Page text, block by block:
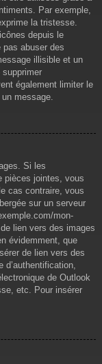
Par exemple,
la tristesse.
depuis le
abuser des
illisible et un
supprimer
également limiter le
message.
Si les
pièces jointes, vous
cas contraire, vous
sur un serveur
mon-
lien vers des images
évidemment, que
de lien vers des
d’authentification,
de Outlook
etc. Pour insérer